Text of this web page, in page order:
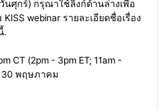
ศุกร์) กรุณาใช้ลิงก์ด้านล่างเพื่อ
webinar รายละเอียดชื่อเรื่อง
.
CT (2pm - 3pm ET; 11am -
30 พฤษภาคม